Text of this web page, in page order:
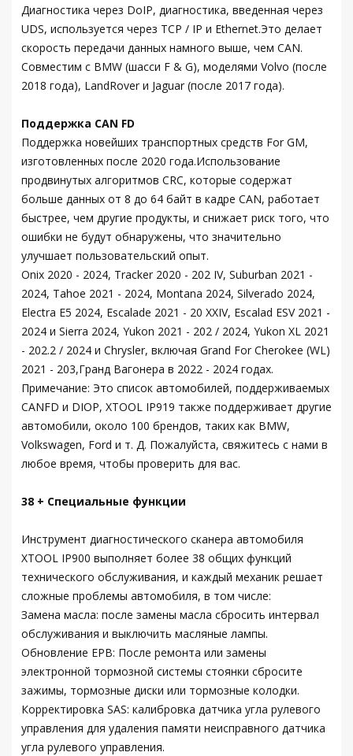
Диагностика через DoIP, диагностика, введенная через
UDS, используется через TCP / IP и Ethernet.Это делает
скорость передачи данных намного выше, чем CAN.
Совместим с BMW (шасси F & G), моделями Volvo (после
2018 года), LandRover и Jaguar (после 2017 года).
Поддержка CAN FD
Поддержка новейших транспортных средств For GM,
изготовленных после 2020 года.Использование
продвинутых алгоритмов CRC, которые содержат
больше данных от 8 до 64 байт в кадре CAN, работает
быстрее, чем другие продукты, и снижает риск того, что
ошибки не будут обнаружены, что значительно
улучшает пользовательский опыт.
Onix 2020 - 2024, Tracker 2020 - 202 IV, Suburban 2021 -
2024, Tahoe 2021 - 2024, Montana 2024, Silverado 2024,
Electra E5 2024, Escalade 2021 - 20 XXIV, Escalad ESV 2021 -
2024 и Sierra 2024, Yukon 2021 - 202 / 2024, Yukon XL 2021
- 202.2 / 2024 и Chrysler, включая Grand For Cherokee (WL)
2021 - 203,Гранд Вагонера в 2022 - 2024 годах.
Примечание: Это список автомобилей, поддерживаемых
CANFD и DIOP, XTOOL IP919 также поддерживает другие
автомобили, около 100 брендов, таких как BMW,
Volkswagen, Ford и т. Д. Пожалуйста, свяжитесь с нами в
любое время, чтобы проверить для вас.
38 + Специальные функции
Инструмент диагностического сканера автомобиля
XTOOL IP900 выполняет более 38 общих функций
технического обслуживания, и каждый механик решает
сложные проблемы автомобиля, в том числе:
Замена масла: после замены масла сбросить интервал
обслуживания и выключить масляные лампы.
Обновление EPB: После ремонта или замены
электронной тормозной системы стоянки сбросите
зажимы, тормозные диски или тормозные колодки.
Корректировка SAS: калибровка датчика угла рулевого
управления для удаления памяти неисправного датчика
угла рулевого управления.